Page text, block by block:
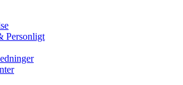
Personligt